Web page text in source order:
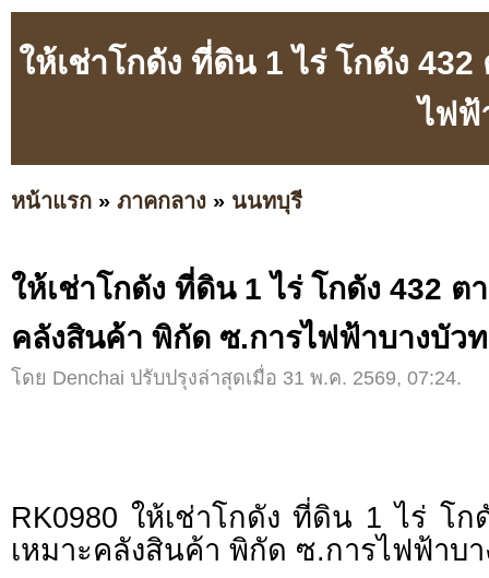
ให้เช่าโกดัง ที่ดิน 1 ไร่ โกดัง
ไฟฟ้
หน้าแรก » ภาคกลาง » นนทบุรี
ให้เช่าโกดัง ที่ดิน 1 ไร่ โกดัง 432 ต
คลังสินค้า พิกัด ซ.การไฟฟ้าบางบัว
โดย Denchai ปรับปรุงล่าสุดเมื่อ 31 พ.ค. 2569, 07:24.
RK0980 ให้เช่าโกดัง ที่ดิน 1 ไร่ โก
เหมาะคลังสินค้า พิกัด ซ.การไฟฟ้าบา